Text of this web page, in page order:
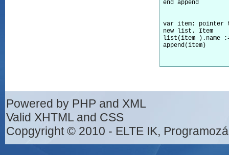
var item:
new list. Item
list(item ).name
Powered by PHP and XML
Valid XHTML and CSS
Copgyright © 2010 - ELTE IK,